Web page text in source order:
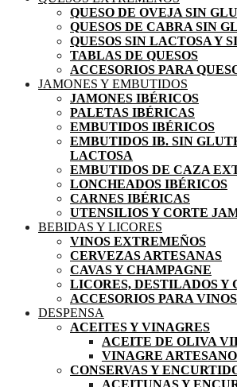
QUESO DE OVEJA SIN
QUESOS DE CABRA SIN
QUESOS SIN LACTOSA Y
TABLAS DE QUESOS
ACCESORIOS PARA
JAMONES Y EMBUTIDOS
JAMONES IBÉRICOS
PALETAS IBÉRICAS
EMBUTIDOS IBÉRICOS
EMBUTIDOS IB. SIN
LACTOSA
EMBUTIDOS DE CAZA
LONCHEADOS IBÉRICOS
CARNES IBÉRICAS
UTENSILIOS Y CORTE
BEBIDAS Y LICORES
VINOS EXTREMEÑOS
CERVEZAS ARTESANAS
CAVAS Y CHAMPAGNE
LICORES, DESTILADOS Y
ACCESORIOS PARA VINOS
DESPENSA
ACEITES Y VINAGRES
ACEITE DE OLIVA
VINAGRE
CONSERVAS Y
ACEITUNAS Y